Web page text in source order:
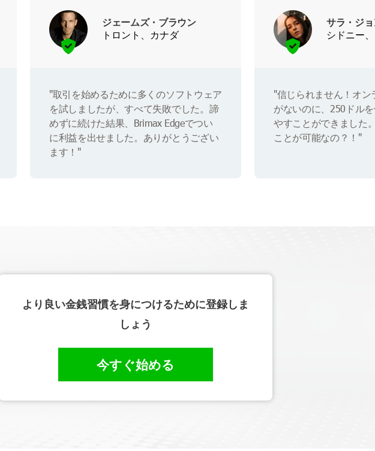
ジェームズ・ブラウン
トロント、カナダ
"取引を始めるために多くのソフトウェア
を試しましたが、すべて失敗でした。諦
めずに続けた結果、Brimax Edgeでつい
に利益を出せました。ありがとうござい
ます！"
サラ・ジ
シドニー
"信じられません！オン
がないのに、250ドル
やすことができました
ことが可能なの？！"
より良い金銭習慣を身につけるために登録しま
しょう
今すぐ始める